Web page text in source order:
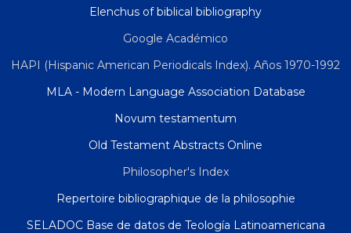
Elenchus of biblical bibliography
Google Académico
HAPI (Hispanic American Periodicals Index). Años 1970-1992
MLA - Modern Language Association Database
Novum testamentum
Old Testament Abstracts Online
Philosopher's Index
Repertoire bibliographique de la philosophie
SELADOC Base de datos de Teología Latinoamericana